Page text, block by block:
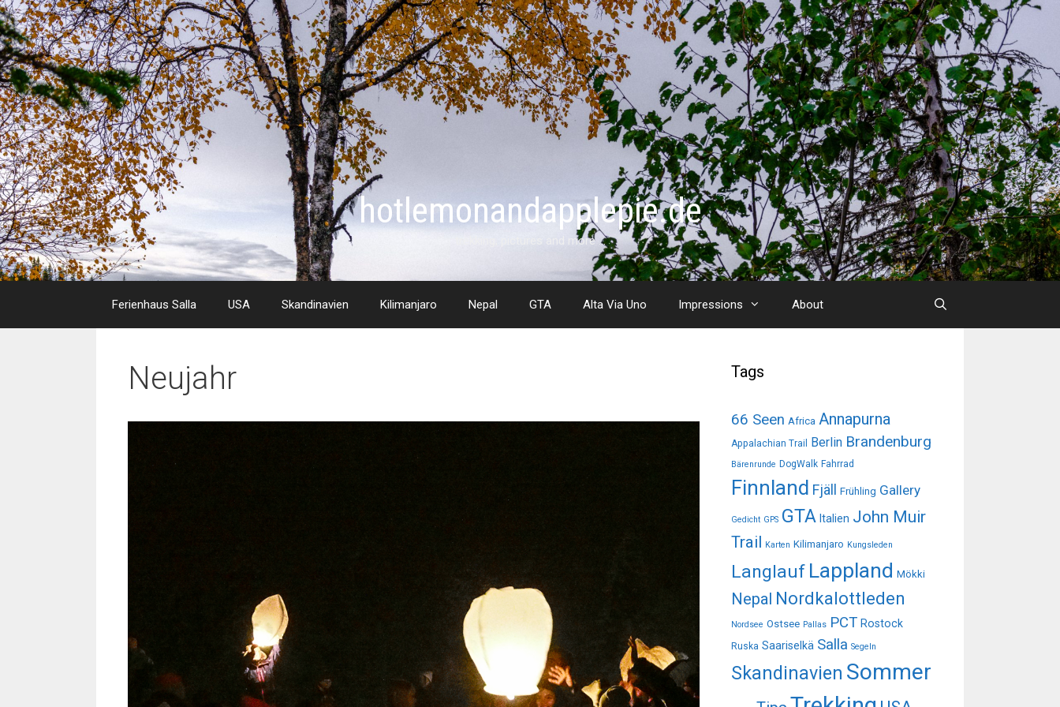
Skip
to
content
hotlemonandapplepie.de
trekking, pictures and more …
Ferienhaus Salla USA Skandinavien Kilimanjaro Nepal GTA Alta Via Uno Impressions About
Neujahr Tags
66 Seen Africa Annapurna
Appalachian Trail Berlin Brandenburg
Bärenrunde DogWalk Fahrrad
Finnland Fjäll Frühling Gallery
Gedicht GPS GTA Italien John Muir
Trail Karten Kilimanjaro Kungsleden
Langlauf Lappland Mökki
Nepal Nordkalottleden
Nordsee Ostsee Pallas PCT Rostock
Ruska Saariselkä Salla Segeln
Skandinavien Sommer